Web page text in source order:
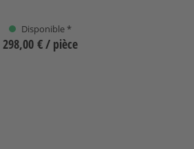
Disponible *
298,00 €/ pièce